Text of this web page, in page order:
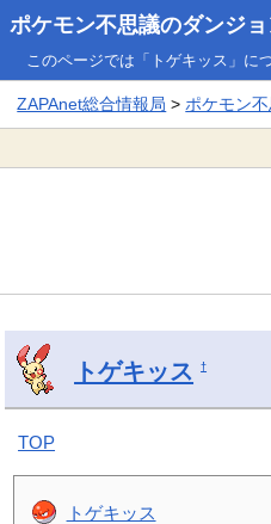
ポケモン不思議のダンジ
このページでは「トゲキッス」に
ZAPAnet総合情報局 >ポケモン
トゲキッス †
TOP
トゲキッス